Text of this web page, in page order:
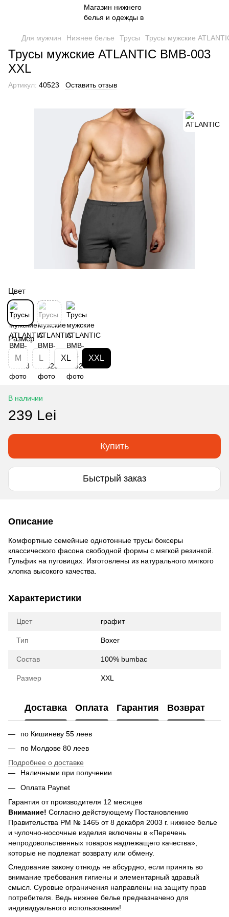
Для мужчин Нижнее белье Трусы Трусы мужские
Трусы мужские ATLANTIC BMB-003
XXL
Артикул: 40523 Оставить отзыв
Цвет
Размер
M L XL XXL
В наличии
239 Lei
Купить
Быстрый заказ
Описание
Комфортные семейные однотонные трусы боксеры
классического фасона свободной формы с мягкой резинкой.
Гульфик на пуговицах. Изготовлены из натурального мягкого
хлопка высокого качества.
Характеристики
Цвет графит
Тип Boxer
Состав 100% bumbac
Размер XXL
Доставка Оплата Гарантия Возврат
по Кишиневу 55 леев
по Молдове 80 леев
Подробнее о доставке
Наличными при получении
Оплата Paynet
Гарантия от производителя 12 месяцев
Внимание! Согласно действующему Постановлению
Правительства РМ № 1465 от 8 декабря 2003 г. нижнее белье
и чулочно-носочные изделия включены в «Перечень
непродовольственных товаров надлежащего качества»,
которые не подлежат возврату или обмену.
Следование закону отнюдь не абсурдно, если принять во
внимание требования гигиены и элементарный здравый
смысл. Суровые ограничения направлены на защиту прав
потребителя. Ведь нижнее белье предназначено для
индивидуального использования!